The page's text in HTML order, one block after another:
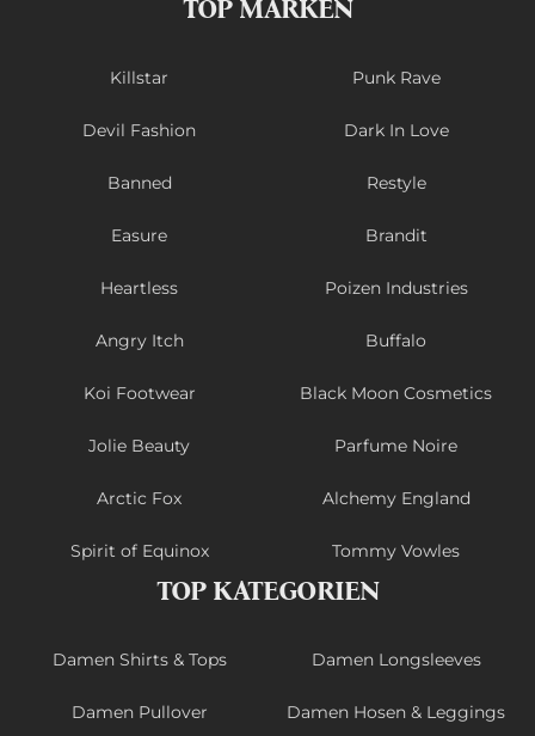
TOP MARKEN
Killstar Punk Rave
Devil Fashion Dark In Love
Banned Restyle
Easure Brandit
Heartless Poizen Industries
Angry Itch Buffalo
Koi Footwear Black Moon Cosmetics
Jolie Beauty Parfume Noire
Arctic Fox Alchemy England
Spirit of Equinox Tommy Vowles
TOP KATEGORIEN
Damen Shirts & Tops Damen Longsleeves
Damen Pullover Damen Hosen & Leggings